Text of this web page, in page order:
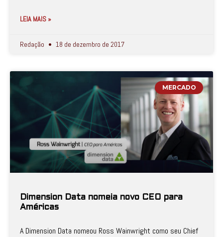
LEIA MAIS »
Redação 18 de dezembro de 2017
MERCADO
Dimension Data nomeia novo CEO para
Américas
A Dimension Data nomeou Ross Wainwright como seu Chief